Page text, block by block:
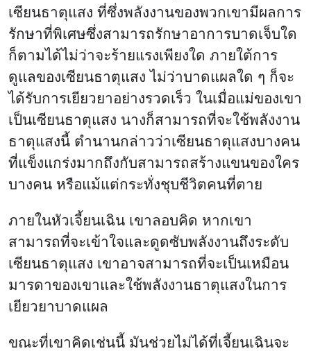
เซียนธาตุแสง ที่ซึ่งพลังงานของพวกเขามีผลการ
รักษาที่พิเศษซึ่งสามารถรักษาอาการบาดเจ็บใด
ก็ตามได้ไม่ว่าจะร้ายแรงเพียงใด ภายใต้การ
ดูแลของเซียนธาตุแสง ไม่ว่าบาดแผลใด ๆ ก็จะ
ได้รับการเยียวยาอย่างรวดเร็ว ในเมื่อแม่ของเขา
เป็นเซียนธาตุแสง นางก็สามารถที่จะใช้พลังงาน
ธาตุแสงนี้ ตำนานกล่าวว่าเซียนธาตุแสงบางคน
ที่แข็งแกร่งมากถึงกับสามารถสร้างแขนของใคร
บางคน หรือแม้แต่กระทั่งชุบชีวิตคนที่ตาย
ภายในหัวเจี้ยนเฉิน เขาลอบคิด หากเขา
สามารถที่จะเข้าใจและดูดซับพลังงานถึงระดับ
เซียนธาตุแสง เขาอาจสามารถที่จะเป็นเหมือน
มารดาของเขาและใช้พลังงานธาตุแสงในการ
เยียวยาบาดแผล
ขณะที่เขาคิดเช่นนี้ มันช่วยไม่ได้ที่เจี้ยนเฉินจะ